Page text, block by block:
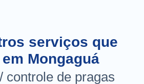
serviços que
Mongaguá
controle de pragas